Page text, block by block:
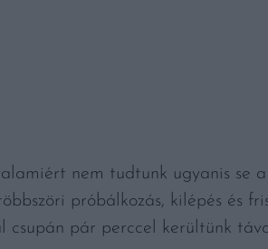
nem tudtunk ugyanis se a
próbálkozás, kilépés és
csupán pár perccel kerültünk